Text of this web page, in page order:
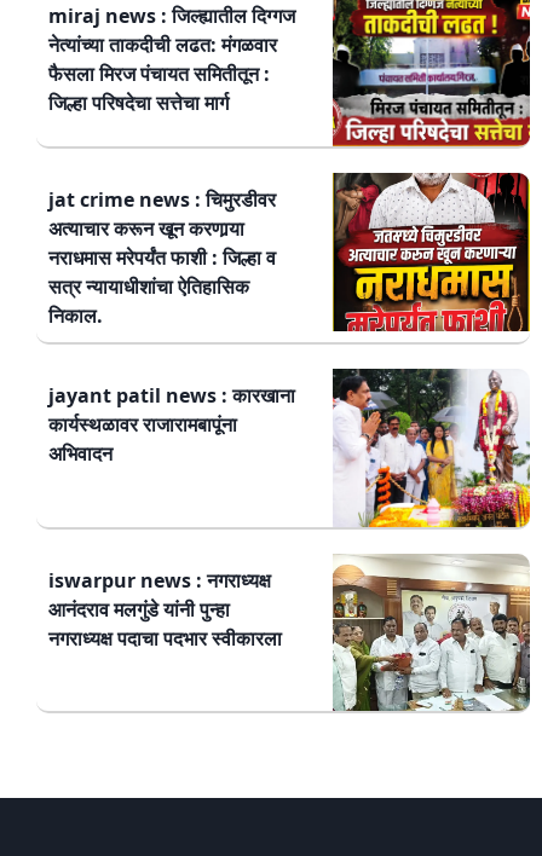
miraj news : जिल्ह्यातील दिग्गज
नेत्यांच्या ताकदीची लढत: मंगळवार
फैसला मिरज पंचायत समितीतून :
जिल्हा परिषदेचा सत्तेचा मार्ग
jat crime news : चिमुरडीवर
अत्याचार करून खून करणार्‍या
नराधमास मरेपर्यंत फाशी : जिल्हा व
सत्र न्यायाधीशांचा ऐतिहासिक
निकाल.
jayant patil news : कारखाना
कार्यस्थळावर राजारामबापूंना
अभिवादन
iswarpur news : नगराध्यक्ष
आनंदराव मलगुंडे यांनी पुन्हा
नगराध्यक्ष पदाचा पदभार स्वीकारला